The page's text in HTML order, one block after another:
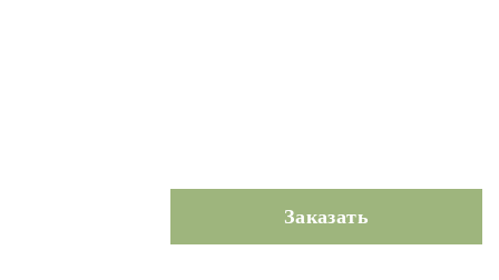
Заказать